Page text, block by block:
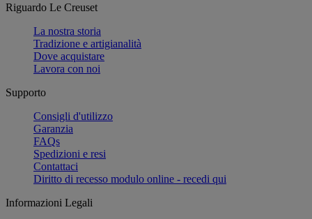
Riguardo Le Creuset
La nostra storia
Tradizione e artigianalità
Dove acquistare
Lavora con noi
Supporto
Consigli d'utilizzo
Garanzia
FAQs
Spedizioni e resi
Contattaci
Diritto di recesso modulo online - recedi qui
Informazioni Legali